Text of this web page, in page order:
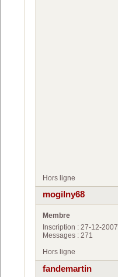
Hors ligne
mogilny68
Membre
Inscription : 27-12-2007
Messages : 271
Hors ligne
fandemartin